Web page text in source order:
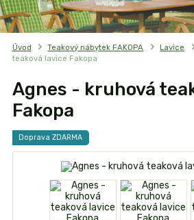
Úvod Teakový nábytek FAKOPA Lavice
teaková lavice Fakopa
Agnes - kruhová
Fakopa
Doprava ZDARMA